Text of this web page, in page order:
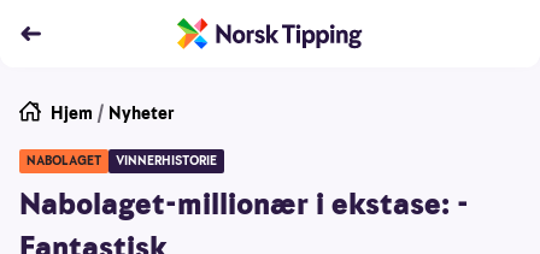
Hjem / Nyheter
NABOLAGET VINNERHISTORIE
Nabolaget-millionær i ekstase: -